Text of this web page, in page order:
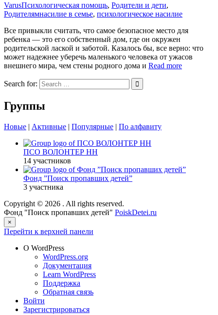
VarusПсихологическая помощь, Родители и дети,
Родителямнасилие в семье, психологическое насилие
Все привыкли считать, что самое безопасное место для
ребенка — это его собственный дом, где он окружен
родительской лаской и заботой. Казалось бы, все верно: что
может надежнее уберечь маленького человека от ужасов
внешнего мира, чем стены родного дома и Read more
Search for:
Группы
Новые | Активные | Популярные | По алфавиту
ПСО ВОЛОНТЕР НН
14 участников
Фонд ”Поиск пропавших детей”
3 участника
Copyright © 2026 . All rights reserved.
Фонд "Поиск пропавших детей" PoiskDetei.ru
×
Перейти к верхней панели
О WordPress
WordPress.org
Документация
Learn WordPress
Поддержка
Обратная связь
Войти
Зарегистрироваться